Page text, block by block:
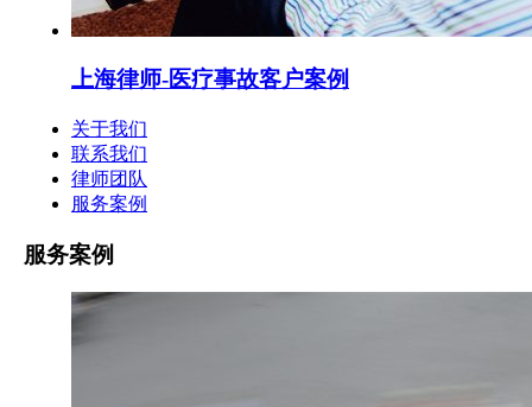
上海律师-医疗事故客户案例
关于我们
联系我们
律师团队
服务案例
服务案例